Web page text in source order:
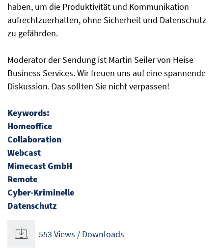
haben, um die Produktivität und Kommunikation
aufrechtzuerhalten, ohne Sicherheit und Datenschutz
zu gefährden.
Moderator der Sendung ist Martin Seiler von Heise
Business Services. Wir freuen uns auf eine spannende
Diskussion. Das sollten Sie nicht verpassen!
Keywords:
Homeoffice
Collaboration
Webcast
Mimecast GmbH
Remote
Cyber-Kriminelle
Datenschutz
553 Views / Downloads